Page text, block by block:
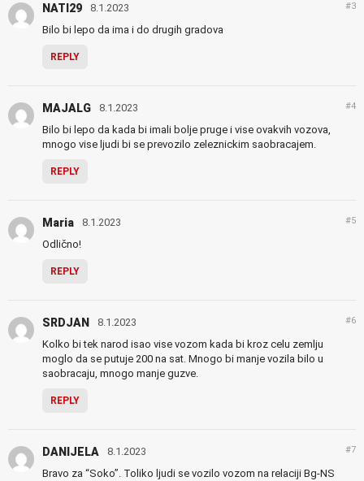
NATI29 8.1.2023 #3
Bilo bi lepo da ima i do drugih gradova
REPLY
MAJALG 8.1.2023 #4
Bilo bi lepo da kada bi imali bolje pruge i vise ovakvih vozova,
mnogo vise ljudi bi se prevozilo zeleznickim saobracajem.
REPLY
Maria 8.1.2023 #5
Odlično!
REPLY
SRDJAN 8.1.2023 #6
Kolko bi tek narod isao vise vozom kada bi kroz celu zemlju
moglo da se putuje 200 na sat. Mnogo bi manje vozila bilo u
saobracaju, mnogo manje guzve.
REPLY
DANIJELA 8.1.2023 #7
Bravo za “Soko”. Toliko ljudi se vozilo vozom na relaciji Bg-NS